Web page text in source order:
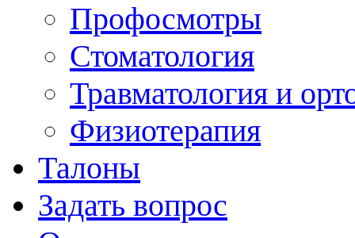
Профосмотры
Стоматология
Травматология и
Физиотерапия
Талоны
Задать вопрос